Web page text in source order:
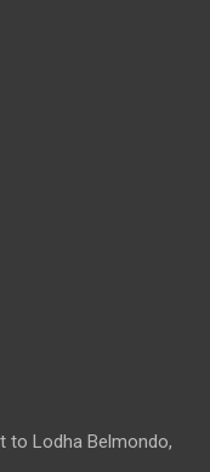
to Lodha Belmondo,